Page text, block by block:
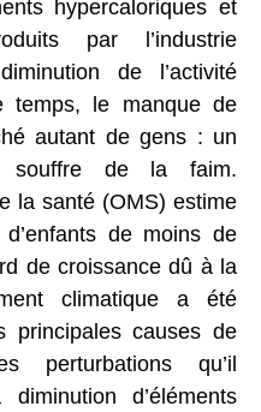
hypercaloriques et
par l’industrie
de l’activité
temps, le manque de
autant de gens : un
souffre de la faim.
la santé (OMS) estime
de moins de
de croissance dû à la
climatique a été
principales causes de
perturbations qu’il
d’éléments